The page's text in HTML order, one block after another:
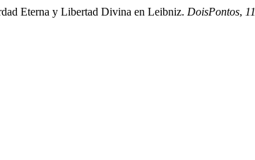
Eterna y Libertad Divina en Leibniz. DoisPontos, 11